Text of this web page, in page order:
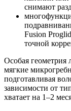
снимают
Fusion
точной
Особая геометрия
мягкие
подготавливая
зависимости от
хватает на 1–2